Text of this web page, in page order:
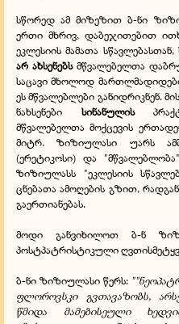
სწორედ ამ მიზეზით ბ-ნი
ერთი მხრივ, დაბეჯითებით
ეკლესიის მამათა
არ ახსენებსმწვალებელთა
საცავი მხოლოდ
ეს მწვალებლები განიდრიკნენ.
ნახსენები სინანულის
მწვალებელთა მოქცევის
მიტრ. ზიზიულასი უარს
(ერეტიკოსი) და
ზიზიულასს "ეკლესიის
ცნებათა ამოღების გზით,
გაერთიანებას.
მოდი განვიხილოთ ბ-ნ
პოსტპატრისტიკული
ბ-ნი ზიზიულასი წერს:
ფლოროვსკი გვთავაზობს,
წმიდა მამებისეული